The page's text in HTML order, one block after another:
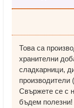
Това са
хранителни
сладкарници,
производители
Свържете се с
бъдем полезни!